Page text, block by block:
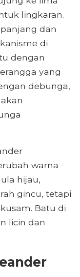
lingkaran.
dan
di
dengan
yang
debunga,
warna
hijau,
gincu, tetapi
Batu di
licin dan